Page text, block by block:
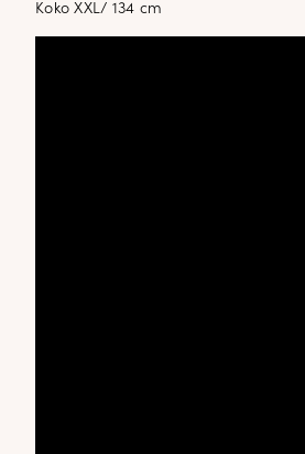
Koko XXL/ 134 cm